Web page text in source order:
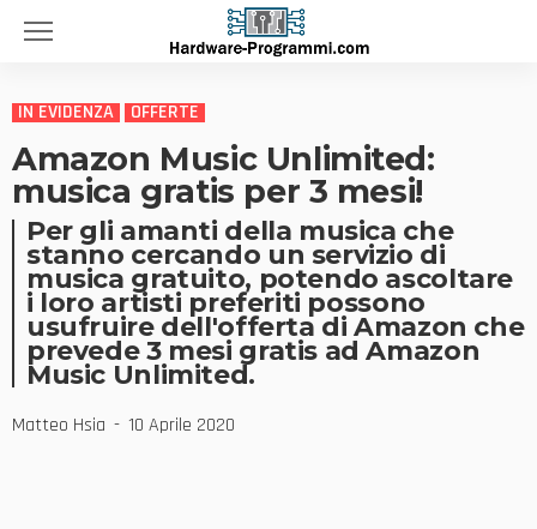
IN EVIDENZA OFFERTE
Amazon Music Unlimited:
musica gratis per 3 mesi!
Per gli amanti della musica che
stanno cercando un servizio di
musica gratuito, potendo ascoltare
i loro artisti preferiti possono
usufruire dell'offerta di Amazon che
prevede 3 mesi gratis ad Amazon
Music Unlimited.
Matteo Hsia 10 Aprile 2020